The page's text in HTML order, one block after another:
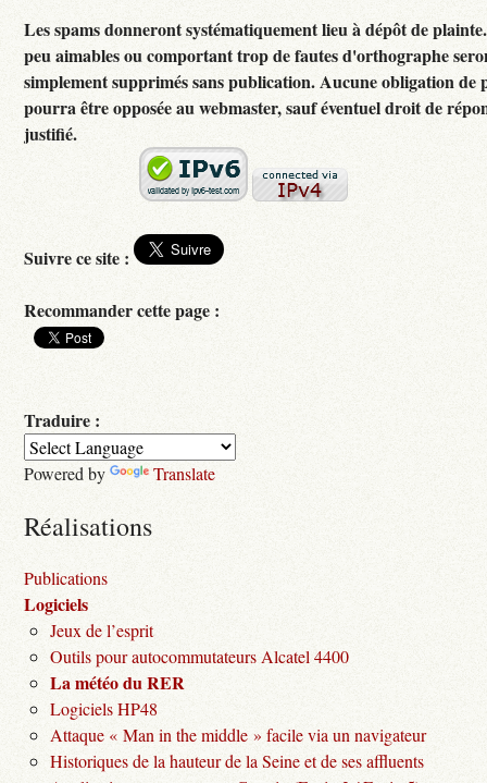
Les spams donneront systématiquement lieu à dépôt de plainte.
peu aimables ou comportant trop de fautes d'orthographe
simplement supprimés sans publication. Aucune obligation de
pourra être opposée au webmaster, sauf éventuel droit de
justifié.
Suivre ce site :
Recommander cette page :
Traduire :
Powered by Translate
Réalisations
Publications
Logiciels
Jeux de l’esprit
Outils pour autocommutateurs Alcatel 4400
La météo du RER
Logiciels HP48
Attaque « Man in the middle » facile via un navigateur
Historiques de la hauteur de la Seine et de ses affluents